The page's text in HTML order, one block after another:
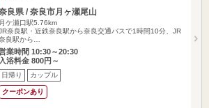
良県 / 奈良市月ヶ瀬尾山
月ケ瀬口駅5.76km
奈良駅・近鉄奈良駅から奈良交通バスで1時間10分、JR
良駅から…
業時間 10:30～20:30
入浴料金 800円～
日帰り カップル
クーポンあり